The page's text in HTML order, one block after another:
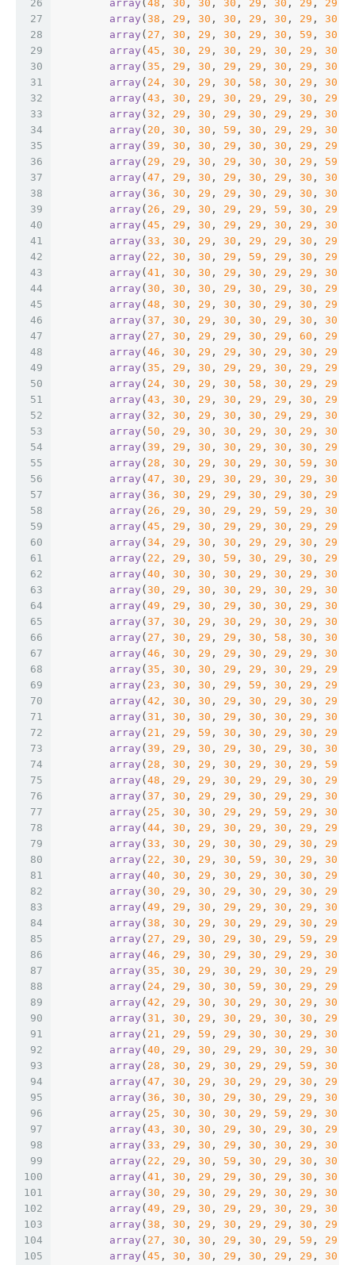
26
27
28
29
30
31
32
33
34
35
36
37
38
39
40
41
42
43
44
45
46
47
48
49
50
51
52
53
54
55
56
57
58
59
60
61
62
63
64
65
66
67
68
69
70
71
72
73
74
75
76
77
78
79
80
81
82
83
84
85
86
87
88
89
90
91
92
93
94
95
96
97
98
99
100
101
102
103
104
105
array ( 48 , 30 , 30 , 30 , 29 , 30 , 29 , 29
array ( 38 , 29 , 30 , 30 , 29 , 30 , 29 , 30
array ( 27 , 30 , 29 , 30 , 29 , 30 , 59 , 30
array ( 45 , 30 , 29 , 30 , 29 , 30 , 29 , 30
array ( 35 , 29 , 30 , 29 , 29 , 30 , 29 , 30
array ( 24 , 30 , 29 , 30 , 58 , 30 , 29 , 30
array ( 43 , 30 , 29 , 30 , 29 , 29 , 30 , 29
array ( 32 , 29 , 30 , 29 , 30 , 29 , 29 , 30
array ( 20 , 30 , 30 , 59 , 30 , 29 , 29 , 30
array ( 39 , 30 , 30 , 29 , 30 , 30 , 29 , 29
array ( 29 , 29 , 30 , 29 , 30 , 30 , 29 , 59
array ( 47 , 29 , 30 , 29 , 30 , 29 , 30 , 30
array ( 36 , 30 , 29 , 29 , 30 , 29 , 30 , 30
array ( 26 , 29 , 30 , 29 , 29 , 59 , 30 , 29
array ( 45 , 29 , 30 , 29 , 29 , 30 , 29 , 30
array ( 33 , 30 , 29 , 30 , 29 , 29 , 30 , 29
array ( 22 , 30 , 30 , 29 , 59 , 29 , 30 , 29
array ( 41 , 30 , 30 , 29 , 30 , 29 , 29 , 30
array ( 30 , 30 , 30 , 29 , 30 , 29 , 30 , 29
array ( 48 , 30 , 29 , 30 , 30 , 29 , 30 , 29
array ( 37 , 30 , 29 , 30 , 30 , 29 , 30 , 30
array ( 27 , 30 , 29 , 29 , 30 , 29 , 60 , 29
array ( 46 , 30 , 29 , 29 , 30 , 29 , 30 , 29
array ( 35 , 29 , 30 , 29 , 29 , 30 , 29 , 29
array ( 24 , 30 , 29 , 30 , 58 , 30 , 29 , 29
array ( 43 , 30 , 29 , 30 , 29 , 29 , 30 , 29
array ( 32 , 30 , 29 , 30 , 30 , 29 , 29 , 30
array ( 50 , 29 , 30 , 30 , 29 , 30 , 29 , 30
array ( 39 , 29 , 30 , 30 , 29 , 30 , 30 , 29
array ( 28 , 30 , 29 , 30 , 29 , 30 , 59 , 30
array ( 47 , 30 , 29 , 30 , 29 , 30 , 29 , 30
array ( 36 , 30 , 29 , 29 , 30 , 29 , 30 , 29
array ( 26 , 29 , 30 , 29 , 29 , 59 , 29 , 30
array ( 45 , 29 , 30 , 29 , 29 , 30 , 29 , 29
array ( 34 , 29 , 30 , 30 , 29 , 29 , 30 , 29
array ( 22 , 29 , 30 , 59 , 30 , 29 , 30 , 29
array ( 40 , 30 , 30 , 30 , 29 , 30 , 29 , 30
array ( 30 , 29 , 30 , 30 , 29 , 30 , 29 , 30
array ( 49 , 29 , 30 , 29 , 30 , 30 , 29 , 30
array ( 37 , 30 , 29 , 30 , 29 , 30 , 29 , 30
array ( 27 , 30 , 29 , 29 , 30 , 58 , 30 , 30
array ( 46 , 30 , 29 , 29 , 30 , 29 , 29 , 30
array ( 35 , 30 , 30 , 29 , 29 , 30 , 29 , 29
array ( 23 , 30 , 30 , 29 , 59 , 30 , 29 , 29
array ( 42 , 30 , 30 , 29 , 30 , 29 , 30 , 29
array ( 31 , 30 , 30 , 29 , 30 , 30 , 29 , 30
array ( 21 , 29 , 59 , 30 , 30 , 29 , 30 , 29
array ( 39 , 29 , 30 , 29 , 30 , 29 , 30 , 30
array ( 28 , 30 , 29 , 30 , 29 , 30 , 29 , 59
array ( 48 , 29 , 29 , 30 , 29 , 29 , 30 , 29
array ( 37 , 30 , 29 , 29 , 30 , 29 , 29 , 30
array ( 25 , 30 , 30 , 29 , 29 , 59 , 29 , 30
array ( 44 , 30 , 29 , 30 , 29 , 30 , 29 , 29
array ( 33 , 30 , 29 , 30 , 30 , 29 , 30 , 29
array ( 22 , 30 , 29 , 30 , 59 , 30 , 29 , 30
array ( 40 , 30 , 29 , 30 , 29 , 30 , 30 , 29
array ( 30 , 29 , 30 , 29 , 30 , 29 , 30 , 29
array ( 49 , 29 , 30 , 29 , 29 , 30 , 29 , 30
array ( 38 , 30 , 29 , 30 , 29 , 29 , 30 , 29
array ( 27 , 29 , 30 , 29 , 30 , 29 , 59 , 29
array ( 46 , 29 , 30 , 29 , 30 , 29 , 29 , 30
array ( 35 , 30 , 29 , 30 , 29 , 30 , 29 , 29
array ( 24 , 29 , 30 , 30 , 59 , 30 , 29 , 29
array ( 42 , 29 , 30 , 30 , 29 , 30 , 29 , 30
array ( 31 , 30 , 29 , 30 , 29 , 30 , 30 , 29
array ( 21 , 29 , 59 , 29 , 30 , 30 , 29 , 30
array ( 40 , 29 , 30 , 29 , 29 , 30 , 29 , 30
array ( 28 , 30 , 29 , 30 , 29 , 29 , 59 , 30
array ( 47 , 30 , 29 , 30 , 29 , 29 , 30 , 29
array ( 36 , 30 , 30 , 29 , 30 , 29 , 29 , 30
array ( 25 , 30 , 30 , 30 , 29 , 59 , 29 , 30
array ( 43 , 30 , 30 , 29 , 30 , 29 , 30 , 29
array ( 33 , 29 , 30 , 29 , 30 , 30 , 29 , 30
array ( 22 , 29 , 30 , 59 , 30 , 29 , 30 , 30
array ( 41 , 30 , 29 , 29 , 30 , 29 , 30 , 30
array ( 30 , 29 , 30 , 29 , 29 , 30 , 29 , 30
array ( 49 , 29 , 30 , 29 , 29 , 30 , 29 , 30
array ( 38 , 30 , 29 , 30 , 29 , 29 , 30 , 29
array ( 27 , 30 , 30 , 29 , 30 , 29 , 59 , 29
array ( 45 , 30 , 30 , 29 , 30 , 29 , 29 , 30